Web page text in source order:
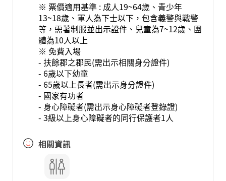
※ 票價適用基準 : 成人19~64歲、青少年
13~18歲、軍人為下士以下，包含義警與戰警
等，需著制服並出示證件、兒童為7~12歲、團
體為10人以上
※ 免費入場
- 扶餘郡之郡民(需出示相關身分證件)
- 6歲以下幼童
- 65歲以上長者(需出示身分證件)
- 國家有功者
- 身心障礙者(需出示身心障礙者登錄證)
- 3級以上身心障礙者的同行保護者1人
相關資訊